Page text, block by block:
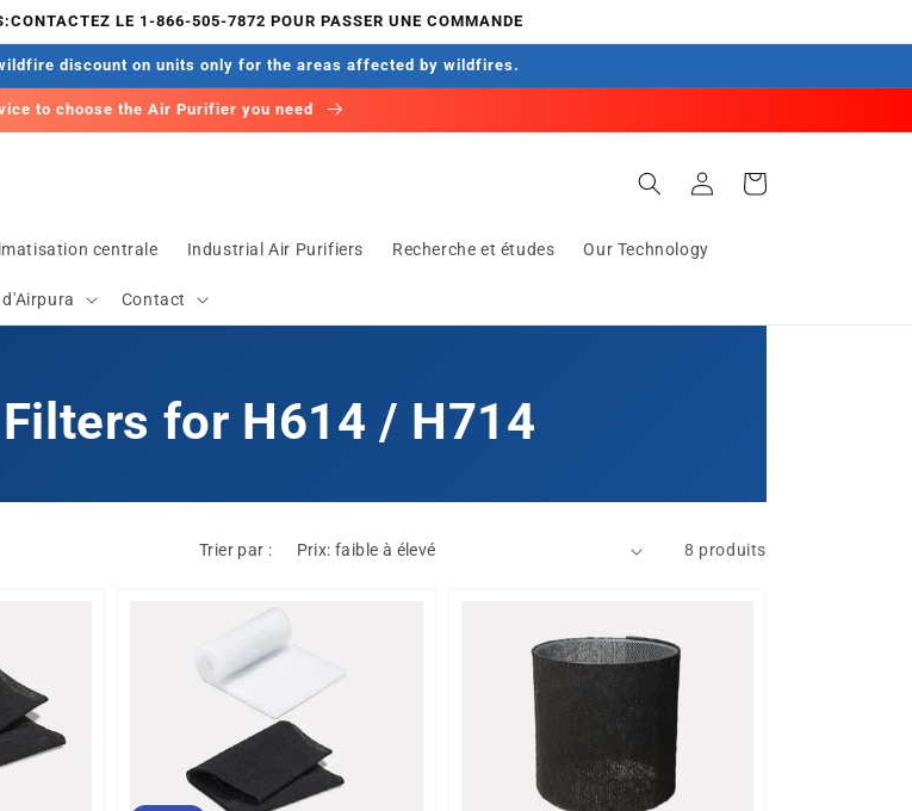
LE 1-866-505-7872 POUR PASSER UNE COMMANDE
discount on units only for the areas affected by wildfires.
to choose the Air Purifier you need
centrale Industrial Air Purifiers Recherche et études Our Technology
Contact
ConnexionPanier
for H614 / H714
Trier par : 8 produits